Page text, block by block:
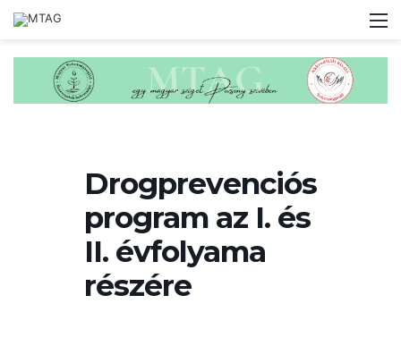
Drogprevenciós
program az I. és
II. évfolyama
részére